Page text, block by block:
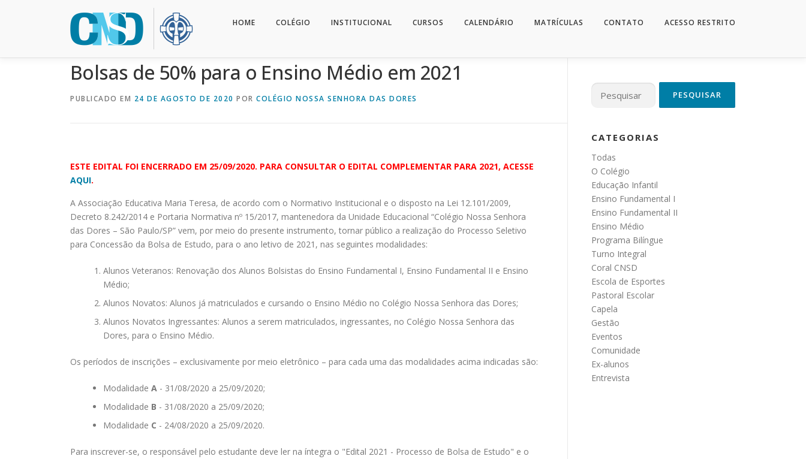
HOME COLÉGIO INSTITUCIONAL CURSOS CALENDÁRIO MATRÍCULAS CONTATO ACESSO RESTRITO
Bolsas de 50% para o Ensino Médio em 2021
PUBLICADO EM 24 DE AGOSTO DE 2020 POR COLÉGIO NOSSA SENHORA DAS DORES
ESTE EDITAL FOI ENCERRADO EM 25/09/2020. PARA CONSULTAR O EDITAL COMPLEMENTAR PARA 2021, ACESSE
AQUI.
A Associação Educativa Maria Teresa, de acordo com o Normativo Institucional e o disposto na Lei 12.101/2009,
Decreto 8.242/2014 e Portaria Normativa nº 15/2017, mantenedora da Unidade Educacional “Colégio Nossa Senhora
das Dores – São Paulo/SP” vem, por meio do presente instrumento, tornar público a realização do Processo Seletivo
para Concessão da Bolsa de Estudo, para o ano letivo de 2021, nas seguintes modalidades:
Alunos Veteranos: Renovação dos Alunos Bolsistas do Ensino Fundamental I, Ensino Fundamental II e Ensino
Médio;
Alunos Novatos: Alunos já matriculados e cursando o Ensino Médio no Colégio Nossa Senhora das Dores;
Alunos Novatos Ingressantes: Alunos a serem matriculados, ingressantes, no Colégio Nossa Senhora das
Dores, para o Ensino Médio.
Os períodos de inscrições – exclusivamente por meio eletrônico – para cada uma das modalidades acima indicadas são:
Modalidade A - 31/08/2020 a 25/09/2020;
Modalidade B - 31/08/2020 a 25/09/2020;
Modalidade C - 24/08/2020 a 25/09/2020.
Para inscrever-se, o responsável pelo estudante deve ler na íntegra o "Edital 2021 - Processo de Bolsa de Estudo" e o
Pesquisar
por:
CATEGORIAS
Todas
O Colégio
Educação Infantil
Ensino Fundamental I
Ensino Fundamental II
Ensino Médio
Programa Bilíngue
Turno Integral
Coral CNSD
Escola de Esportes
Pastoral Escolar
Capela
Gestão
Eventos
Comunidade
Ex-alunos
Entrevista